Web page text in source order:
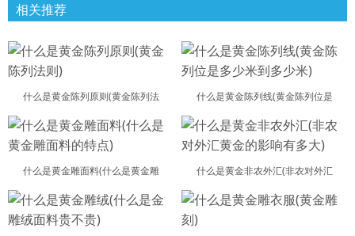
相关推荐
什么是黄金陈列原则(黄金陈列法 什么是黄金陈列线(黄金陈列位是
什么是黄金雕面料(什么是黄金雕 什么是黄金非农外汇(非农对外汇